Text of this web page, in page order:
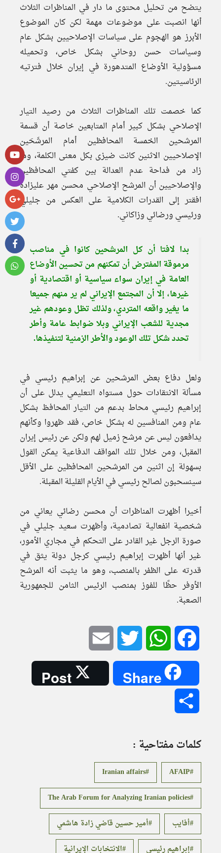
يتضح من تحليل محتوى ما دار في المناظرات الثلاث
أنها انصبت على موضوعات مهمة لكن كان الموضوع
الأبرز هو الهجوم على سياسات الإصلاحيين بشكل عام
وسياسات حسن روحاني بشكل خاص، وتحميله
مسؤولية الأوضاع المتدهورة في إيران خلال فترتيه
الرئاسيتين.
كما خصمت تلك المناظرات الثلاث من رصيد التيار
الإصلاحي بشكل كبير أمام المتابعين خاصة أن قسمة
المرشحين الخمسة المحافظين أمام المرشَحَين
الإصلاحيين الاثنين كانت ضيزى بكل معنى الكلمة، وما
زاد من فداحة عدم العدالة بين كفتي المحافظين
والإصلاحيين أن المرشح الإصلاحي محسن مهر عليزادة
افقتر إلى القدرات الكلامية على العكس من جليلي
ورئيسي ورضائي وزاكاني.
بدا لافتا أن كل المرشحين كانوا في مناصب
مرموقة المفترض أن تمكنهم من تحسين الأوضاع
العامة في إيران سواء سياسية أو اقتصادية أو
غيرها، إلا أن المجتمع الإيراني لم ير منهم جميعا
ما يغير واقعه المتردي، ولذلك تظل وعودهم غير
مجدية للشعب الإيراني وبلا ضوابط عامة وأطر
تحدد شكل تلك الوعود والأطر الزمنية لتنفيذها.
ولعل دفاع بعض المرشحين عن إبراهيم رئيسي في
مسألة الانتقادات حول مستواه التعليمي يدلل على أن
إبراهيم رئيسي محاط بدعم من التيار المحافظ بشكل
عام ومن المنافسين له بشكل خاص، فقد ظهروا وكأنهم
يدافعون ليس عن مرشح زميل لهم ولكن عن رئيس إيران
المقبل، ومن خلال تلك المواقف الدفاعية يمكن القول
بسهولة إن اثنين من المرشحين المحافظين على الأقل
سينسحبون لصالح رئيسي في الأيام القليلة المقبلة.
أخيرا أظهرت المناظرات أن محسن رضائي يعاني من
شخصية انفعالية تصادمية، وأظهرت سعيد جليلي في
صورة الرجل غير القادر على التحكم في مجاري الأمور،
غير أنها أظهرت إبراهيم رئيسي كرجل دولة يثق في
قدرته على الظفر بالمنصب، وهو ما يثبت أنه المرشح
الأوفر حظًا للفوز بمنصب الرئيس الثامن للجمهورية
الصعبة.
Facebook
WhatsApp
Twitter
Share
Post
كلمات مفتاحية :
AFAIP
Iranian affairs
The Arab Forum for Analyzing Iranian policies
أفايب
أمير حسين قاضي زادة هاشمي
إبراهيم رئيسي
الانتخابات الإيرانية